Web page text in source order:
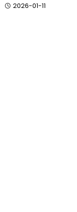
2026-01-11